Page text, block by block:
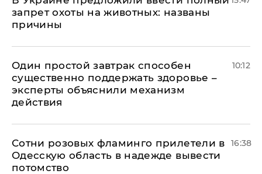
запрет охоты на животных: названы
причины
Один простой завтрак способен
существенно поддержать здоровье –
эксперты объяснили механизм
действия
10:12
Сотни розовых фламинго прилетели в
Одесскую область в надежде вывести
потомство
16:38